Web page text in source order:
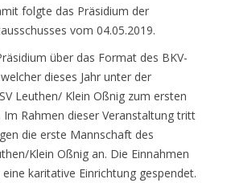
folgte das Präsidium der
vom 04.05.2019.
über das Format des BKV-
dieses Jahr unter der
Leuthen/ Klein Oßnig zum ersten
Rahmen dieser Veranstaltung tritt
die erste Mannschaft des
Klein Oßnig an. Die Einnahmen
karitative Einrichtung gespendet.